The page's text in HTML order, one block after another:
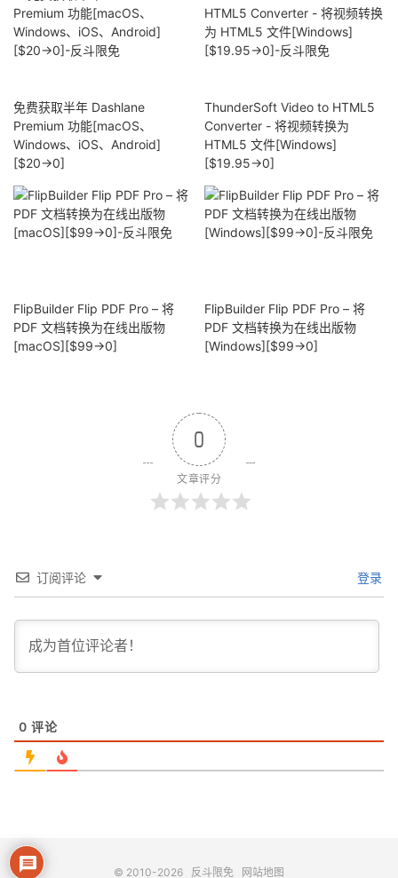
免费获取半年 Dashlane
Premium 功能[macOS、
Windows、iOS、Android]
[$20→0]
ThunderSoft Video to HTML5
Converter - 将视频转换为
HTML5 文件[Windows]
[$19.95→0]
FlipBuilder Flip PDF Pro – 将
PDF 文档转换为在线出版物
[macOS][$99→0]
FlipBuilder Flip PDF Pro – 将
PDF 文档转换为在线出版物
[Windows][$99→0]
0
文章评分
订阅评论 登录
0 评论
© 2010-2026 反斗限免 网站地图